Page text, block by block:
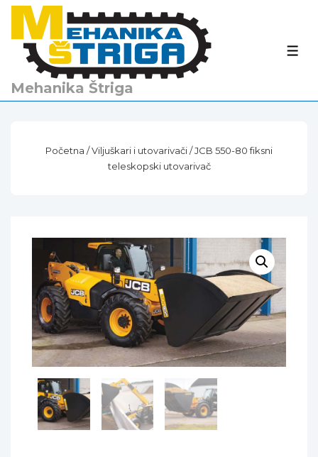
Main
Content
Mehanika Štriga
Početna /Viljuškari i utovarivači/ JCB 550-80 fiksni
teleskopski utovarivač